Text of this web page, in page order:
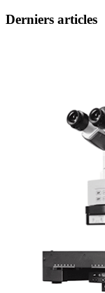
Derniers articles